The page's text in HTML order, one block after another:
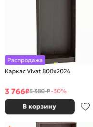
Распродажа
Каркас Vivat 800x2024
3 766₽5 380 ₽-30%
В корзину